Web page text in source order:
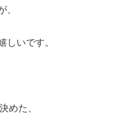
、
しいです。
めた、